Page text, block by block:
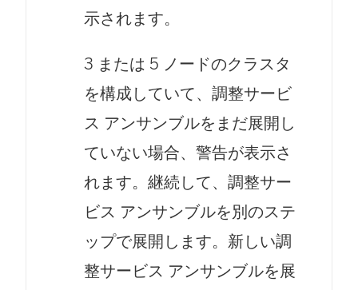
示されます。
3 または 5 ノードのクラスタ
を構成していて、調整サービ
ス アンサンブルをまだ展開し
ていない場合、警告が表示さ
れます。継続して、調整サー
ビス アンサンブルを別のステ
ップで展開します。新しい調
整サービス アンサンブルを展